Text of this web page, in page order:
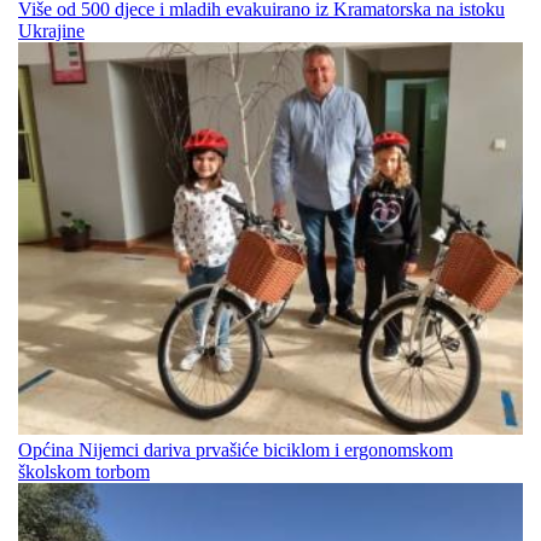
Više od 500 djece i mladih evakuirano iz Kramatorska na istoku
Ukrajine
Općina Nijemci dariva prvašiće biciklom i ergonomskom
školskom torbom